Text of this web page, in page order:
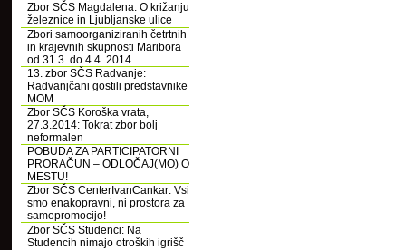
Zbor SČS Magdalena: O križanju
železnice in Ljubljanske ulice
Zbori samoorganiziranih četrtnih
in krajevnih skupnosti Maribora
od 31.3. do 4.4. 2014
13. zbor SČS Radvanje:
Radvanjčani gostili predstavnike
MOM
Zbor SČS Koroška vrata,
27.3.2014: Tokrat zbor bolj
neformalen
POBUDA ZA PARTICIPATORNI
PRORAČUN – ODLOČAJ(MO) O
MESTU!
Zbor SČS CenterIvanCankar: Vsi
smo enakopravni, ni prostora za
samopromocijo!
Zbor SČS Studenci: Na
Studencih nimajo otroških igrišč